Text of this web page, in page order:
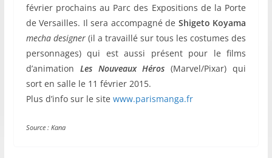
février prochains au Parc des Expositions de la Porte
de Versailles. Il sera accompagné de Shigeto Koyama
mecha designer(il a travaillé sur tous les costumes des
personnages) qui est aussi présent pour le films
d’animation Les Nouveaux Héros (Marvel/Pixar) qui
sort en salle le 11 février 2015.
Plus d’info sur le site www.parismanga.fr
Source : Kana